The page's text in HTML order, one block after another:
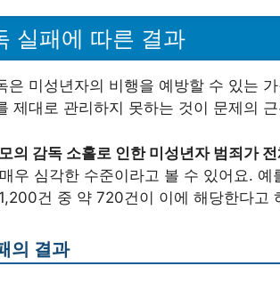
실패에 따른 결과
은 미성년자의 비행을 예방할 수 있는
제대로 관리하지 못하는 것이 문제의
의 감독 소홀로 인한 미성년자 범죄가
우 심각한 수준이라고 볼 수 있어요.
건 중 약 720건이 이에 해당한다고
의 결과